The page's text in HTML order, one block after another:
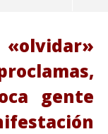
«olvidar»
gente